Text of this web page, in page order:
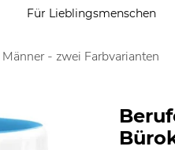
Für Lieblingsmenschen
- zwei Farbvarianten